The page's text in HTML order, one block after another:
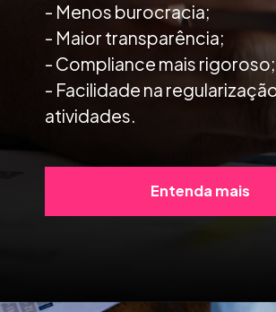
- Menos burocracia;
- Maior transparência;
- Compliance mais rigoroso;
- Facilidade na
atividades.
Entenda mais